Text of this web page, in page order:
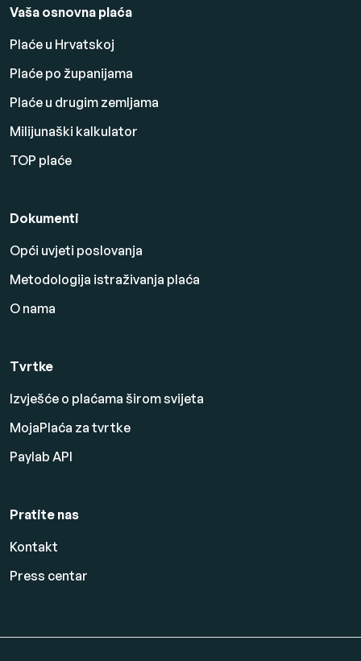
Vaša osnovna plaća
Plaće u Hrvatskoj
Plaće po županijama
Plaće u drugim zemljama
Milijunaški kalkulator
TOP plaće
Dokumenti
Opći uvjeti poslovanja
Metodologija istraživanja plaća
O nama
Tvrtke
Izvješće o plaćama širom svijeta
MojaPlaća za tvrtke
Paylab API
Pratite nas
Kontakt
Press centar